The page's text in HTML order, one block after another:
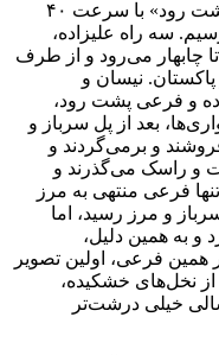
موازی کمربندی ایرانشهر معروف به «پشت رود» با سرعت ۴۰
سه راه علیزاده،
چابهار می‌رود و از طرف
نیسان و
و فرعی پشت رود،
بعد از پل سرباز و
و برمی‌گردند و
و راسک می‌گذرند و
فرعی منتهی به مرز
و مرز رسید، اما
و به همین دلیل،
فرعی، اولین تصویر
نخل‌های خشکیده،
خیلی درشت‌تر